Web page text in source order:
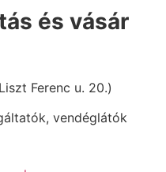
és vásár
Ferenc u. 20.)
vendéglátók